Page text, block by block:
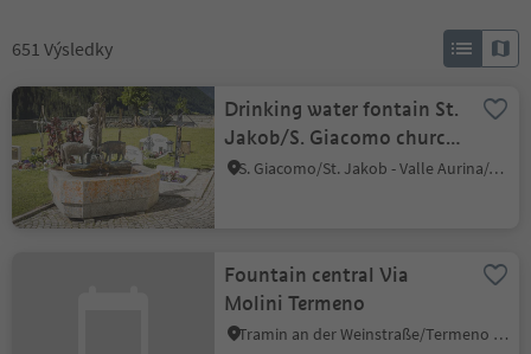
651 Výsledky
Drinking water fontain St.
Jakob/S. Giacomo church
square (Copy)
S. Giacomo/St. Jakob - Valle Aurina/Ahrntal, Ahrntal/Valle Aurina, Ahrntal/Valle Aurina
Fountain central Via
Molini Termeno
Tramin an der Weinstraße/Termeno sulla Strada del Vino, Alto Adige Wine Road